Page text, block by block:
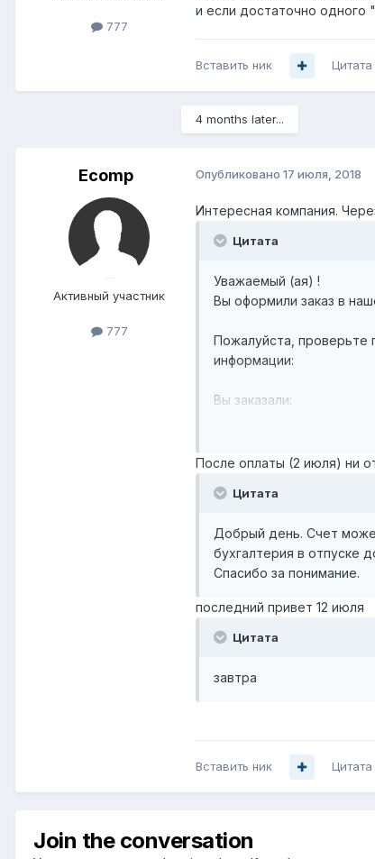
777
и если достаточно
Вставить ник Цитата
4 months later...
Ecomp
Активный участник
777
Опубликовано 17 июля, 2018
Интересная компания.
Цитата
Уважаемый (ая) !
Вы оформили заказ в
Пожалуйста, проверьте
информации:
Вы заказали:
Время доставки: 3-4 дня
По согласованию (По
Включая НДС: 216 р.
Выбранный Вами способ
Доставка: По
После оплаты (2 июля) ни
Цитата
Добрый день. Счет
бухгалтерия в отпуске
Спасибо за понимание.
последний привет 12 июля
Цитата
завтра
Вставить ник Цитата
Join the conversation